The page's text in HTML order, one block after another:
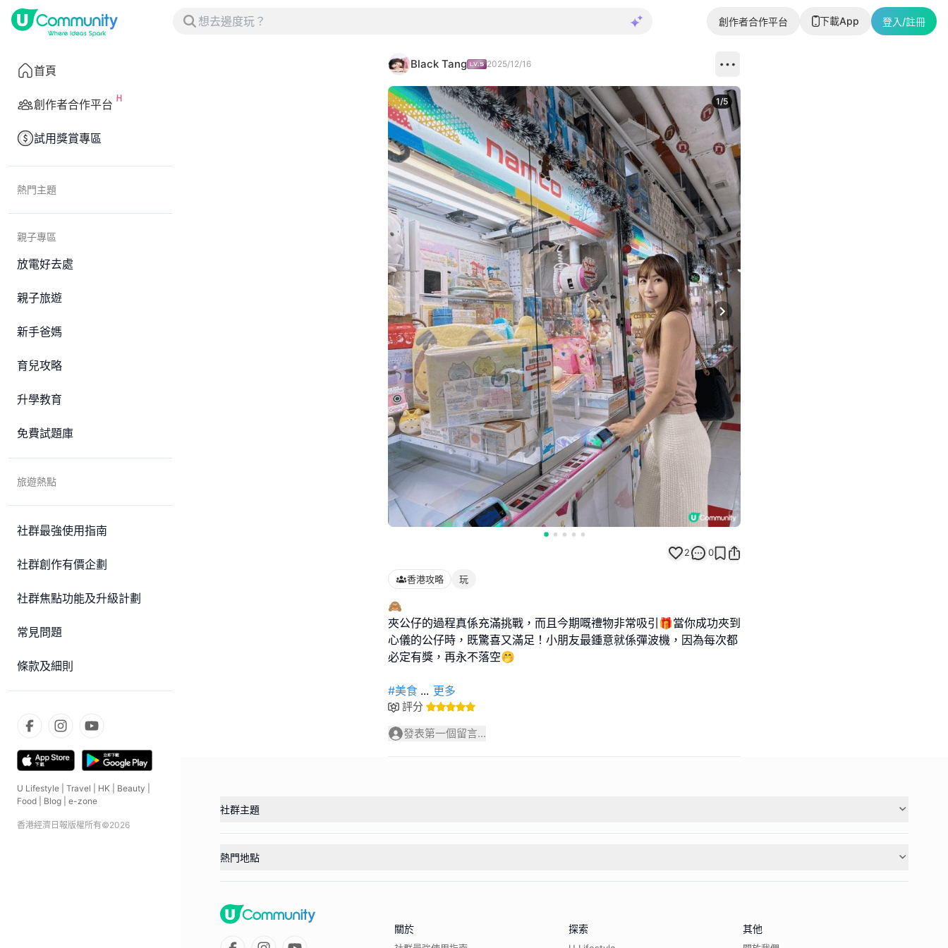
創作者合作平台 下載App 登入/註冊
首頁
創作者合作平台
試用獎賞專區
熱門主題
親子專區
放電好去處
親子旅遊
新手爸媽
育兒攻略
升學教育
免費試題庫
旅遊熱點
社群最強使用指南
社群創作有價企劃
社群焦點功能及升級計劃
常見問題
條款及細則
U Lifestyle Travel HK Beauty
Food
Blog e-zone
香港經濟日報版權所有©2026
Black Tang 2025/12/16
Next slide
1/5
2 0
香港攻略 玩
🙈
夾公仔的過程真係充滿挑戰，而且今期嘅禮物非常吸引🎁當你成功夾到
心儀的公仔時，既驚喜又滿足！小朋友最鍾意就係彈波機，因為每次都
必定有獎，再永不落空🤭
#美食 ... 更多
評分
發表第一個留言...
社群主題
熱門地點
關於 探索 其他